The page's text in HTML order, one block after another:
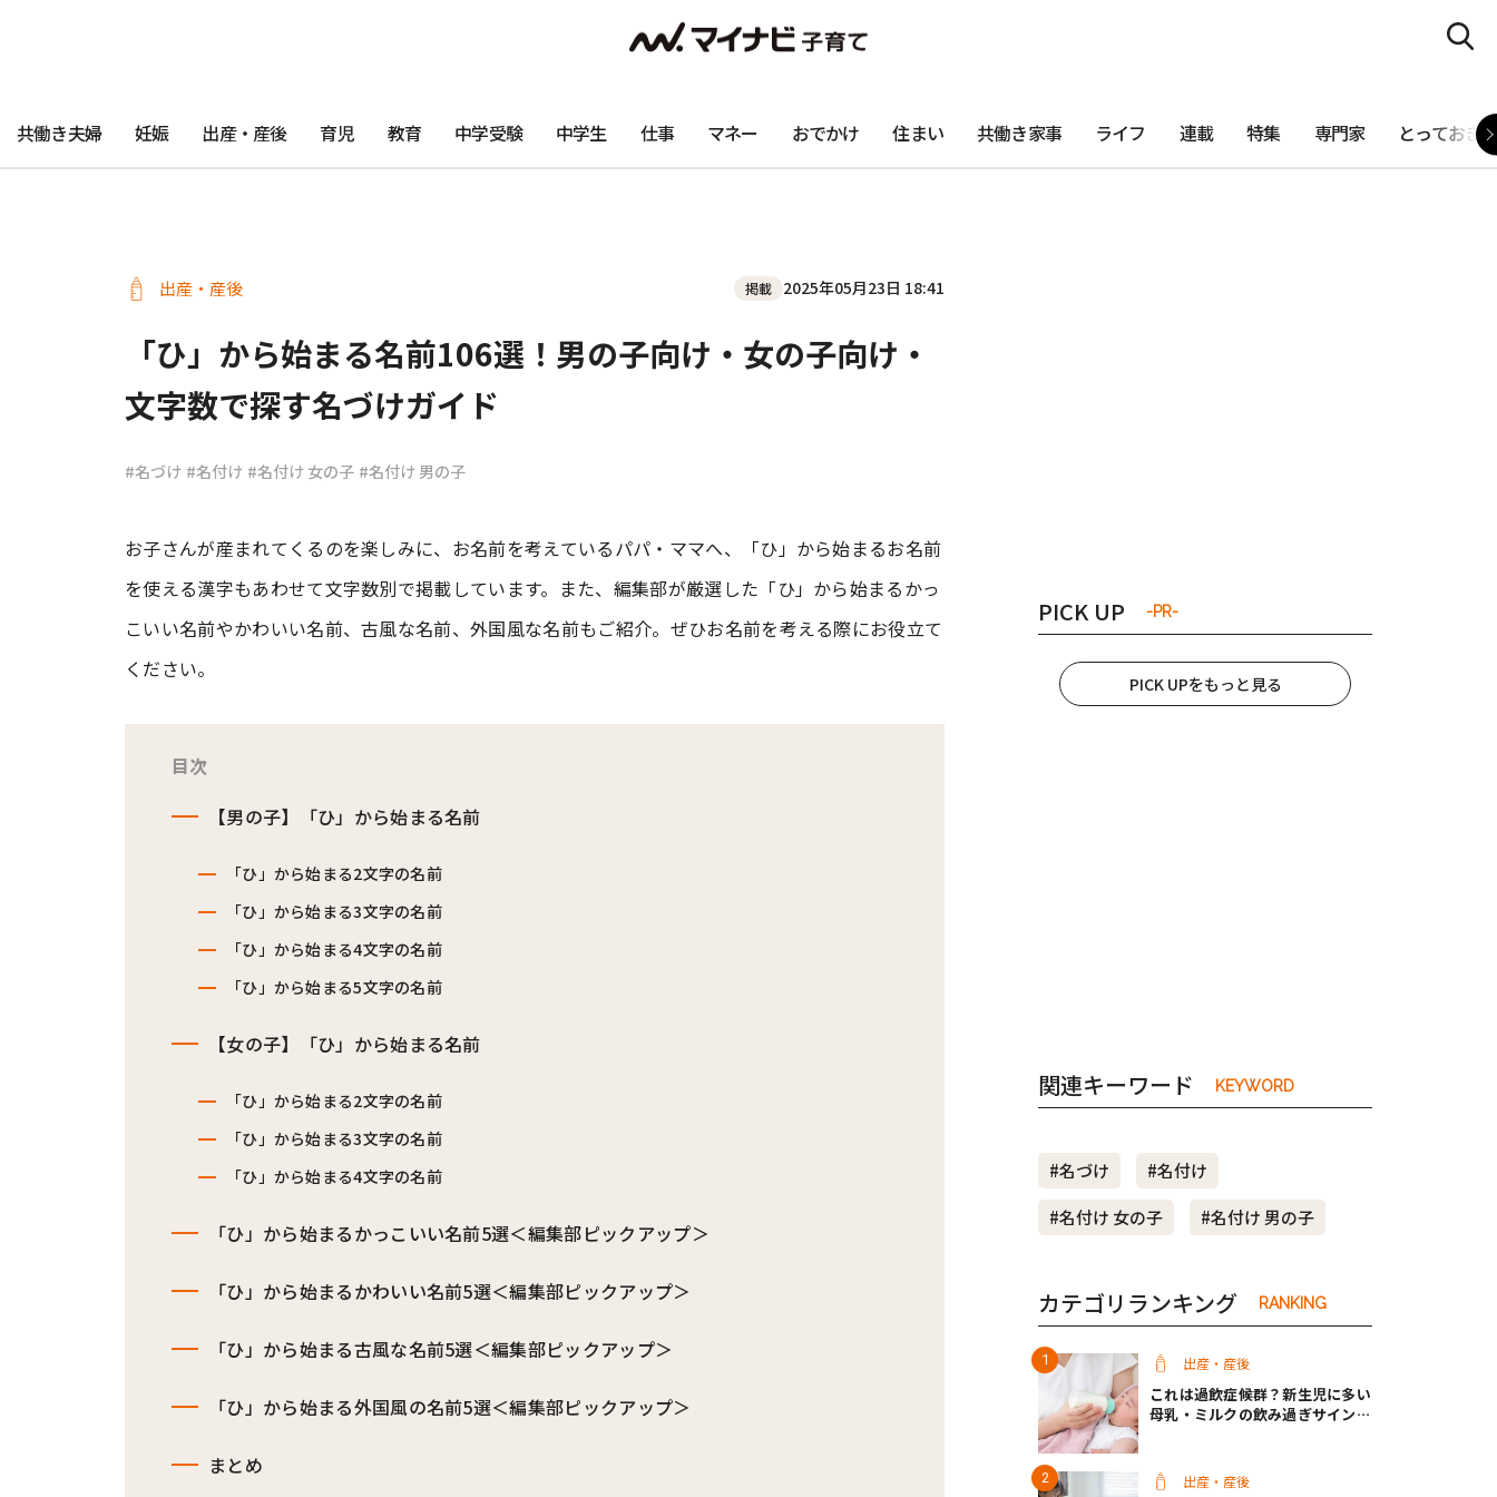
#渡邊大地の令和的ワーパパ道
共働き夫婦 妊娠 出産・産後 育児 教育 中学受験 中学生 仕事 マネー おでかけ 住まい 共働き家事 ライフ 連載 特集 専門家 とっておき
出産・産後 掲載 2025年05月23日 18:41
「ひ」から始まる名前106選！男の子向け・女の子向け・
文字数で探す名づけガイド
#名づけ #名付け #名付け 女の子 #名付け 男の子
お子さんが産まれてくるのを楽しみに、お名前を考えているパパ・ママへ、「ひ」から始まるお名前
を使える漢字もあわせて文字数別で掲載しています。また、編集部が厳選した「ひ」から始まるかっ
こいい名前やかわいい名前、古風な名前、外国風な名前もご紹介。ぜひお名前を考える際にお役立て
ください。
目次
【男の子】「ひ」から始まる名前
「ひ」から始まる2文字の名前
「ひ」から始まる3文字の名前
「ひ」から始まる4文字の名前
「ひ」から始まる5文字の名前
【女の子】「ひ」から始まる名前
「ひ」から始まる2文字の名前
「ひ」から始まる3文字の名前
「ひ」から始まる4文字の名前
「ひ」から始まるかっこいい名前5選＜編集部ピックアップ＞
「ひ」から始まるかわいい名前5選＜編集部ピックアップ＞
「ひ」から始まる古風な名前5選＜編集部ピックアップ＞
「ひ」から始まる外国風の名前5選＜編集部ピックアップ＞
まとめ
PICK UP -PR-
PICK UPをもっと見る
関連キーワード KEYWORD
#名づけ
#名付け
#名付け 女の子
#名付け 男の子
カテゴリランキング RANKING
出産・産後
これは過飲症候群？新生児に多い
母乳・ミルクの飲み過ぎサインと
出産・産後